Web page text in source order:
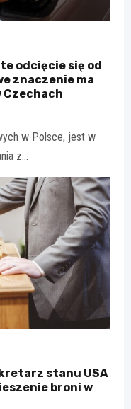
odcięcie się od
znaczenie ma
w Polsce, jest w
z…
stanu USA
broni w